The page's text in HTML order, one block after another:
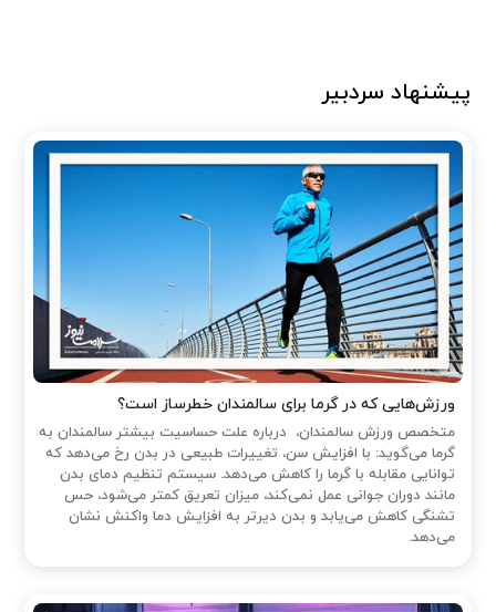
پیشنهاد سردبیر
ورزش‌هایی که در گرما برای سالمندان خطرساز است؟
متخصص ورزش سالمندان، درباره علت حساسیت بیشتر سالمندان به
گرما می‌گوید: با افزایش سن، تغییرات طبیعی در بدن رخ می‌دهد که
توانایی مقابله با گرما را کاهش می‌دهد. سیستم تنظیم دمای بدن
مانند دوران جوانی عمل نمی‌کند، میزان تعریق کمتر می‌شود، حس
تشنگی کاهش می‌یابد و بدن دیرتر به افزایش دما واکنش نشان
می‌دهد.